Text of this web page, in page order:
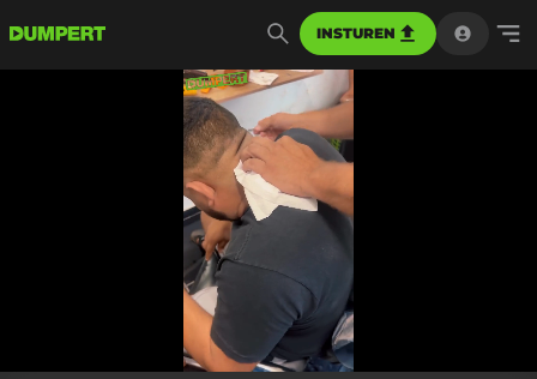
INSTUREN
49.67%